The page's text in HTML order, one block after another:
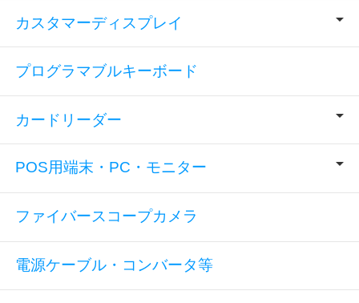
カスタマーディスプレイ
プログラマブルキーボード
カードリーダー
POS用端末・PC・モニター
ファイバースコープカメラ
電源ケーブル・コンバータ等